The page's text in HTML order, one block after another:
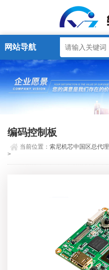
网站导航
编码控制板
当前位置：索尼机芯中国区总代理
>